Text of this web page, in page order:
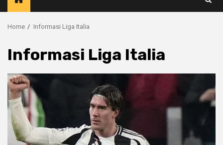
Home Informasi Liga Italia
Informasi Liga Italia